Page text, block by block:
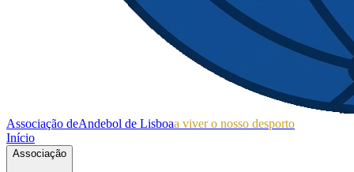
Associação deAndebol de Lisboaa viver o nosso desporto
Início
Associação